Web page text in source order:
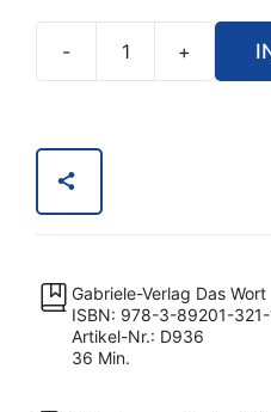
- +
Gabriele-Verlag Das Wort
ISBN: 978-3-89201-321-
Artikel-Nr.: D936
36 Min.